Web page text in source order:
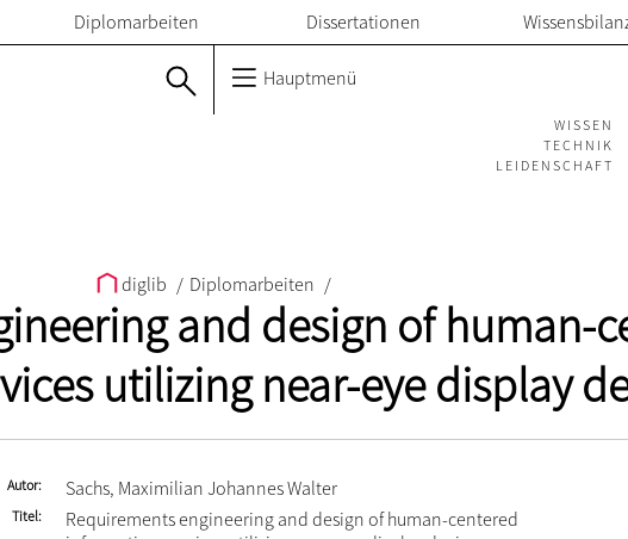
Diplomarbeiten Dissertationen
Hauptmenü
WISSEN
TECHNIK
LEIDENSCHAFT
diglib / Diplomarbeiten /
and design of human-
utilizing near-eye display
Autor Sachs, Maximilian Johannes Walter
Titel
Requirements engineering and design of human-centered